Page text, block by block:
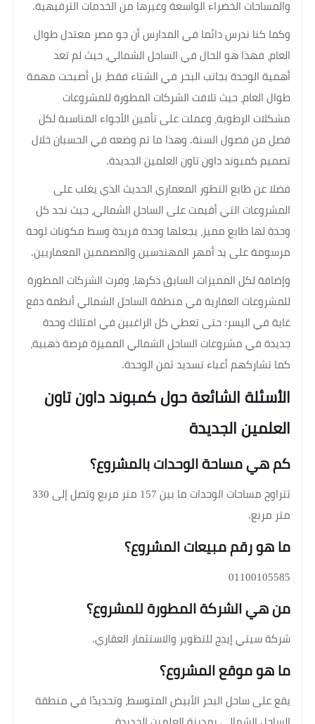
والمساحات الخضراء الواسعة وغيرها من الخدمات الترفيهية.
وكما كنا ندرس دائما في المدارس أن جو مصر معتدل طوال
العام، فهذا هو الحال في الساحل الشمالي، حيث لم تعد
أهمية الوحدة بجانب البحر في الشتاء فقط، بل أصبحت مهمة
طوال العام، حيث تلافت الشركات المطورة للمشروعات
مشكلات الرطوبة، وعملت على تأمين الأجواء المناسبة لكل
فصل من فصول السنة. وهذا ما تم وضعه في الحسبان خلال
تصميم كمبوند داون تاون العلمين الجديدة.
فضلا عن طابع التطور المعماري الحديث الذي يغلب على
المشروعات التي أقيمت على الساحل الشمالي، حيث نجد كل
وحدة لها طابع مميز، يجعلها وحدة فريدة وسط مكونات لوحة
مرسومة على يد أمهر المهندسين والمصممين المعماريين.
وإضافة لكل المميزات السابق ذكرها، وفرت الشركات المطورة
للمشروعات العقارية في منطقة الساحل الشمالي أنظمة دفع
غاية في اليسر؛ حتى تعطي كل الراغبين في امتلاك وحدة
جديدة في مشروعات الساحل الشمالي المميزة فرصة ذهبية،
كما تشاركهم أعباء تسديد ثمن الوحدة.
الأسئلة الشائعة حول كمبوند داون تاون
العلمين الجديدة
كم هي مساحة الوحدات بالمشروع؟
تتراوح مساحات الوحدات ما بين 157 متر مربع وتصل إلى 330
متر مربع.
ما هو رقم مبيعات المشروع؟
01100105585
من هي الشركة المطورة للمشروع؟
شركة سيتي إيدج للتطوير والاستثمار العقاري.
ما هو موقع المشروع؟
يقع على ساحل البحر الأبيض المتوسط، وتحديدًا في منطقة